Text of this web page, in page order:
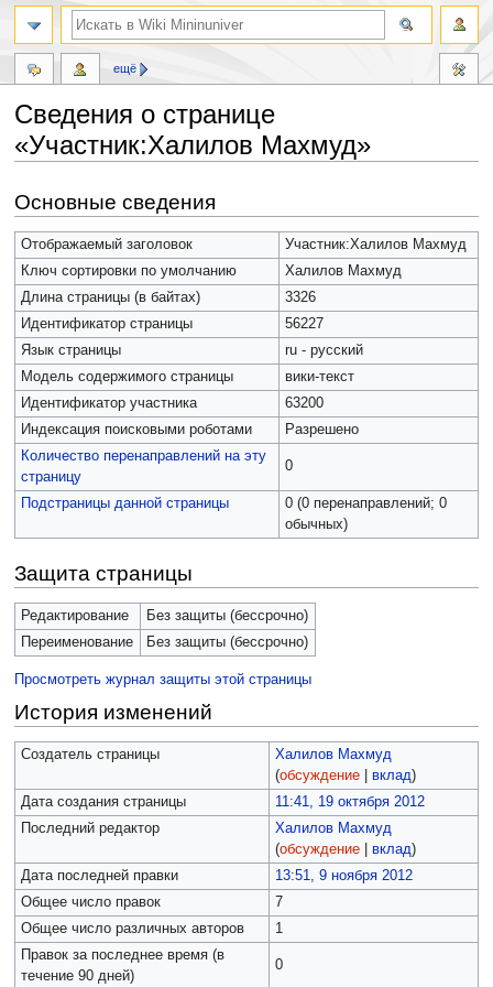
Сведения о странице
«Участник:Халилов Махмуд»
к
навигации
к
поиску
Основные сведения
Отображаемый заголовок
Участник:Халилов Махмуд
Ключ сортировки по умолчанию
Халилов Махмуд
Длина страницы (в байтах)
3326
Идентификатор страницы
56227
Язык страницы
ru - русский
Модель содержимого страницы
вики-текст
Идентификатор участника
63200
Индексация поисковыми роботами
Разрешено
Количество перенаправлений на эту
страницу
0
Подстраницы данной страницы
0 (0 перенаправлений; 0
обычных)
Защита страницы
Редактирование
Без защиты (бессрочно)
Переименование
Без защиты (бессрочно)
Просмотреть журнал защиты этой страницы
История изменений
Создатель страницы
Халилов Махмуд
(обсуждение| вклад)
Дата создания страницы
11:41, 19 октября 2012
Последний редактор
Халилов Махмуд
(обсуждение| вклад)
Дата последней правки
13:51, 9 ноября 2012
Общее число правок
7
Общее число различных авторов
1
Правок за последнее время (в
течение 90 дней)
0
ещё